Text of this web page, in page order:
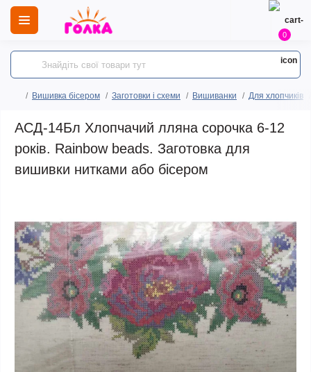
0
Вишивка бісером Заготовки і схеми Вишиванки Для хлопчиків
АСД-14Бл Хлопчачий лляна сорочка 6-12
років. Rainbow beads. Заготовка для
вишивки нитками або бісером